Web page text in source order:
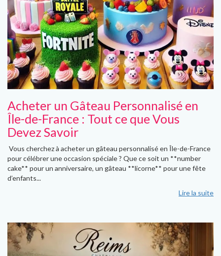
Acheter un Gâteau Personnalisé en
Île-de-France : Tout ce que Vous
Devez Savoir
Vous cherchez à acheter un gâteau personnalisé en Île-de-France
pour célébrer une occasion spéciale ? Que ce soit un **number
cake** pour un anniversaire, un gâteau **licorne** pour une fête
d’enfants...
Lire la suite